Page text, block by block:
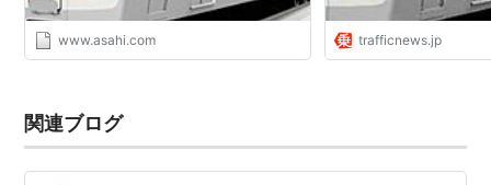
www.asahi.com trafficnews.jp
関連ブログ